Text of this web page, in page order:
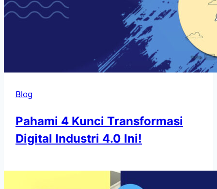
Blog
Pahami 4 Kunci Transformasi
Digital Industri 4.0 Ini!